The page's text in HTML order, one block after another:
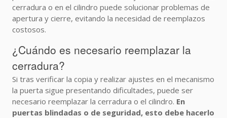
cerradura o en el cilindro puede solucionar problemas de
apertura y cierre, evitando la necesidad de reemplazos
costosos.
¿Cuándo es necesario reemplazar la
cerradura?
Si tras verificar la copia y realizar ajustes en el mecanismo
la puerta sigue presentando dificultades, puede ser
necesario reemplazar la cerradura o el cilindro. En
puertas blindadas o de seguridad, esto debe hacerlo